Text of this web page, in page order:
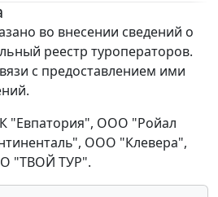
во внесении сведений о
реестр туроператоров.
с предоставлением ими
"Евпатория", ООО "Ройал
ООО "Клевера",
"ТВОЙ ТУР".